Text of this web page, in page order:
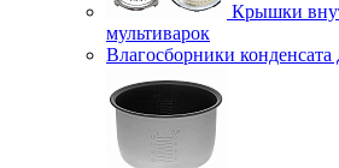
Крышки
мультиварок
Влагосборники конденсата